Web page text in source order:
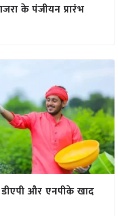
के पंजीयन प्रारंभ
और एनपीके खाद